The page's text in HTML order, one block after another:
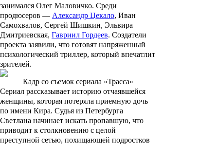
занимался Олег Маловичко. Среди
продюсеров — Александр Цекало, Иван
Самохвалов, Сергей Шишкин, Эльвира
Дмитриевская, Гавриил Гордеев. Создатели
проекта заявили, что готовят напряженный
психологический триллер, который впечатлит
зрителей.
Кадр со съемок сериала «Трасса»
Сериал рассказывает историю отчаявшейся
женщины, которая потеряла приемную дочь
по имени Кира. Судья из Петербурга
Светлана начинает искать пропавшую, что
приводит к столкновению с целой
преступной сетью, похищающей подростков